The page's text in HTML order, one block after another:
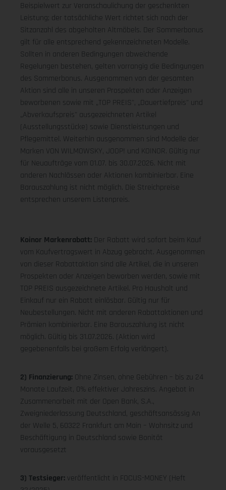
Beispielwert zur Veranschaulichung der geschenkten
Leistung; der tatsächliche Wert richtet sich nach der
Sitzanzahl des abgeholten Altmöbels. Der Sommerbonus
gilt für alle entsprechend gekennzeichneten Modelle.
Sollten in anderen Bedingungen abweichende
Regelungen bestehen, gelten vorrangig die Bedingungen
des Sommerbonus. Ausgenommen von der gesamten
Aktion sind alle in unseren Prospekten oder Anzeigen
beworbenen sowie mit „TOP PREIS", „Dauertiefpreis" und
„Abverkaufspreis" ausgezeichneten Artikel
(Ausstellungsstücke) sowie Dienstleistungen und
Pflegemittel. Weiterhin ausgenommen sind Modelle der
Marken VON WILMOWSKY, JOOP! und KOINOR. Gültig nur
für Neuaufträge vom 01.07. bis 30.07.2026. Nicht mit
anderen Nachlässen oder Aktionen kombinierbar. Eine
Barauszahlung ist nicht möglich. Die Streichpreise
entsprechen unserem Listenpreis.
Koinor Markenrabatt: Der Rabatt wird sofort beim Kauf
vom Kaufvertragswert in Abzug gebracht. Ausgenommen
von dieser Rabattaktion sind alle Artikel, die in unseren
Prospekten oder Anzeigen beworben werden, sowie mit
TOP PREIS ausgezeichnete Artikel. Pro Haushalt und
Einkauf nur ein Rabatt einlösbar. Gültig nur für
Neubestellungen. Nicht mit anderen Rabattaktionen und
Prämien kombinierbar. Eine Barauszahlung ist nicht
möglich. Gültig bis 31.07.2026. (Aktion wird
gegebenenfalls bei großem Erfolg verlängert).
2) Finanzierung: Ohne Zinsen, ohne Gebühren – bis zu 24
Monate Laufzeit, 0% effektiver Jahreszins. Angebot in
Zusammenarbeit mit der Open Bank, S.A.,
Zweigniederlassung Deutschland, geschäftsansässig An
der Welle 5, 60322 Frankfurt am Main – Wohnsitz und
Beschäftigung in Deutschland sowie Bonität
vorausgesetzt
3) Testsieger: veröffentlicht in FOCUS-MONEY (Heft